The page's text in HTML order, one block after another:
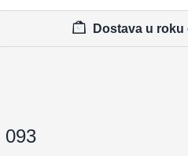
Dostava u roku
093